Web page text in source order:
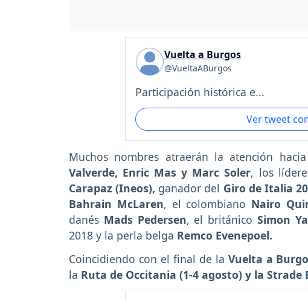
Vuelta a Burgos
@VueltaABurgos
Participación histórica e...
Ver tweet
Muchos nombres atraerán la atención hacia
Valverde, Enric Mas y Marc Soler, los
Carapaz (Ineos), ganador del Giro de Italia
Bahrain McLaren, el colombiano Nairo
danés Mads Pedersen, el británicoSimon
2018 y la perla belga Remco Evenepoel.
Coincidiendo con el final de la Vuelta a
la Ruta de Occitania (1-4 agosto) y la Strade